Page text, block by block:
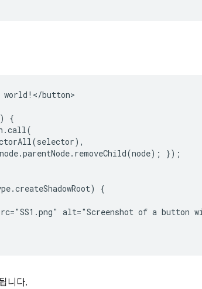
button>
{
});
{
alt="Screenshot of a button
니다.